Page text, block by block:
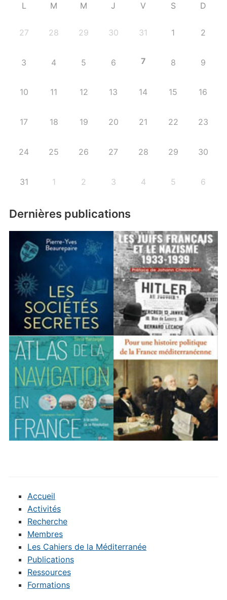
L M M J V S D
27 28 29 30 31 1 2
3 4 5 6 7 8 9
10 11 12 13 14 15 16
17 18 19 20 21 22 23
24 25 26 27 28 29 30
31 1 2 3 4 5 6
Dernières publications
Accueil
Activités
Recherche
Membres
Les Cahiers de la Méditerranée
Publications
Ressources
Formations